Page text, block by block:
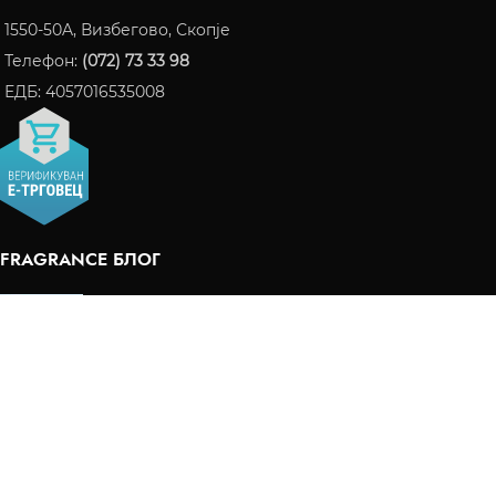
1550-50A, Визбегово, Скопје
Телефон: (072) 73 33 98
ЕДБ: 4057016535008
FRAGRANCE БЛОГ